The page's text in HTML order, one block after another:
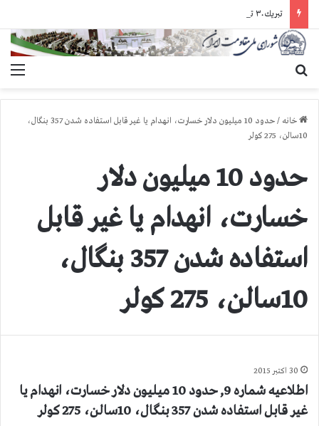
تبريك ۳۰ تير در صد و بيستمين سال انقلاب مشروطه عليه سلطنت مطلقه
خانه /
حدود 10 میلیون دلار خسارت، انهدام یا غیر قابل استفاده شدن 357 بنگال،
10سالن، 275 کولر
حدود 10 میلیون دلار
خسارت، انهدام یا غیر قابل
استفاده شدن 357 بنگال،
10سالن، 275 کولر
30 اکتبر 2015
اطلاعیه شماره 9, حدود 10 میلیون دلار خسارت، انهدام یا
غیر قابل استفاده شدن 357 بنگال، 10سالن، 275 کولر